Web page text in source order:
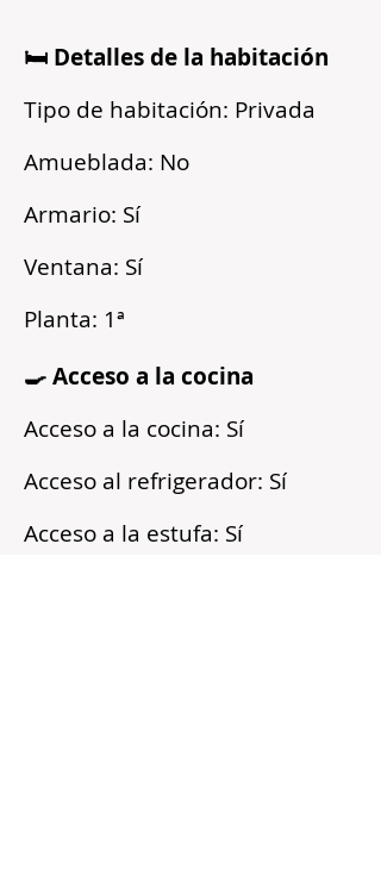
🛏️ Detalles de la habitación
Tipo de habitación: Privada
Amueblada: No
Armario: Sí
Ventana: Sí
Planta: 1ª
🍳 Acceso a la cocina
Acceso a la cocina: Sí
Acceso al refrigerador: Sí
Acceso a la estufa: Sí